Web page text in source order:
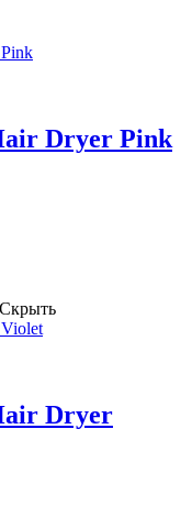
Dryer Pink
Скрыть
Dryer